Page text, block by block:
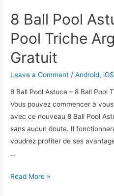
8 Ball Pool
Pool Triche
Gratuit
Leave a Comment /Android, iOS
8 Ball Pool Astuce – 8 Ball Pool
Vous pouvez commencer à
avec ce nouveau 8 Ball Pool
sans aucun doute. Il
voudrez profiter de ses
…
8
Read More »